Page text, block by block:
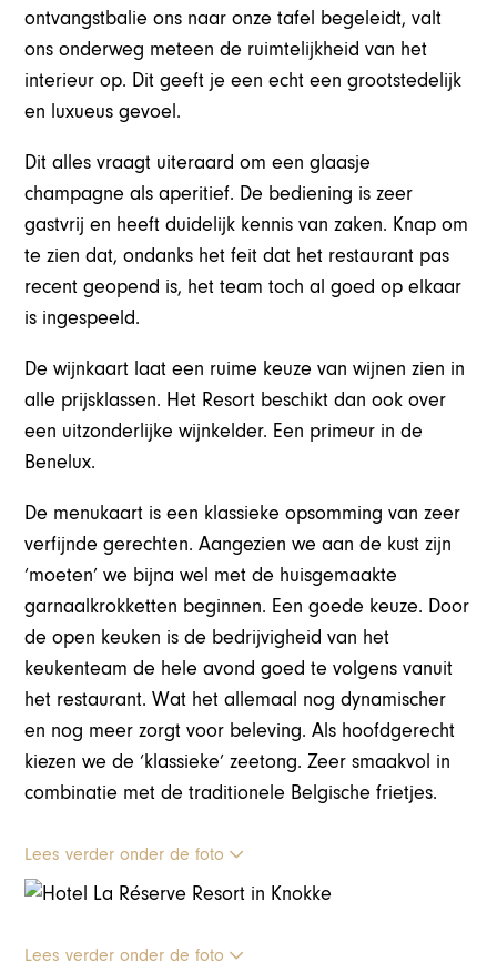
ontvangstbalie ons naar onze tafel begeleidt, valt
ons onderweg meteen de ruimtelijkheid van het
interieur op. Dit geeft je een echt een grootstedelijk
en luxueus gevoel.
Dit alles vraagt uiteraard om een glaasje
champagne als aperitief. De bediening is zeer
gastvrij en heeft duidelijk kennis van zaken. Knap om
te zien dat, ondanks het feit dat het restaurant pas
recent geopend is, het team toch al goed op elkaar
is ingespeeld.
De wijnkaart laat een ruime keuze van wijnen zien in
alle prijsklassen. Het Resort beschikt dan ook over
een uitzonderlijke wijnkelder. Een primeur in de
Benelux.
De menukaart is een klassieke opsomming van zeer
verfijnde gerechten. Aangezien we aan de kust zijn
‘moeten’ we bijna wel met de huisgemaakte
garnaalkrokketten beginnen. Een goede keuze. Door
de open keuken is de bedrijvigheid van het
keukenteam de hele avond goed te volgens vanuit
het restaurant. Wat het allemaal nog dynamischer
en nog meer zorgt voor beleving. Als hoofdgerecht
kiezen we de ‘klassieke’ zeetong. Zeer smaakvol in
combinatie met de traditionele Belgische frietjes.
Lees verder onder de foto
Lees verder onder de foto